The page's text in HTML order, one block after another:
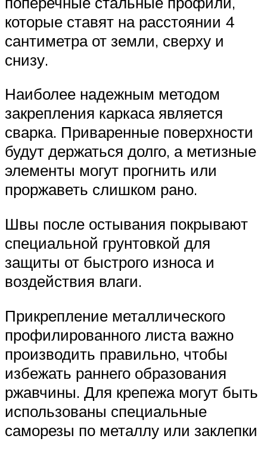
которые ставят на расстоянии 4
сантиметра от земли, сверху и
снизу.
Наиболее надежным методом
закрепления каркаса является
сварка. Приваренные поверхности
будут держаться долго, а метизные
элементы могут прогнить или
проржаветь слишком рано.
Швы после остывания покрывают
специальной грунтовкой для
защиты от быстрого износа и
воздействия влаги.
Прикрепление металлического
профилированного листа важно
производить правильно, чтобы
избежать раннего образования
ржавчины. Для крепежа могут быть
использованы специальные
саморезы по металлу или заклепки